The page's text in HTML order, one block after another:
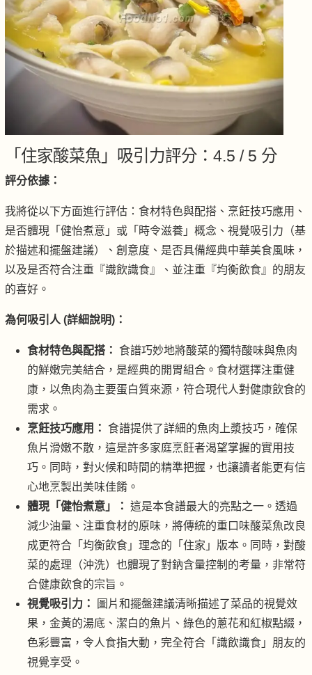
「住家酸菜魚」吸引力評分：4.5 / 5 分
評分依據：
我將從以下方面進行評估：食材特色與配搭、烹飪技巧應用、
是否體現「健怡煮意」或「時令滋養」概念、視覺吸引力（基
於描述和擺盤建議）、創意度、是否具備經典中華美食風味，
以及是否符合注重『識飲識食』、並注重『均衡飲食』的朋友
的喜好。
為何吸引人 (詳細說明)：
食材特色與配搭：
食譜巧妙地將酸菜的獨特酸味與魚肉
的鮮嫩完美結合，是經典的開胃組合。食材選擇注重健
康，以魚肉為主要蛋白質來源，符合現代人對健康飲食的
需求。
烹飪技巧應用：
食譜提供了詳細的魚肉上漿技巧，確保
魚片滑嫩不散，這是許多家庭烹飪者渴望掌握的實用技
巧。同時，對火候和時間的精準把握，也讓讀者能更有信
心地烹製出美味佳餚。
體現「健怡煮意」： 這是本食譜最大的亮點之一。透過
減少油量、注重食材的原味，將傳統的重口味酸菜魚改良
成更符合「均衡飲食」理念的「住家」版本。同時，對酸
菜的處理（沖洗）也體現了對鈉含量控制的考量，非常符
合健康飲食的宗旨。
視覺吸引力：
圖片和擺盤建議清晰描述了菜品的視覺效
果，金黃的湯底、潔白的魚片、綠色的蔥花和紅椒點綴，
色彩豐富，令人食指大動，完全符合「識飲識食」朋友的
視覺享受。